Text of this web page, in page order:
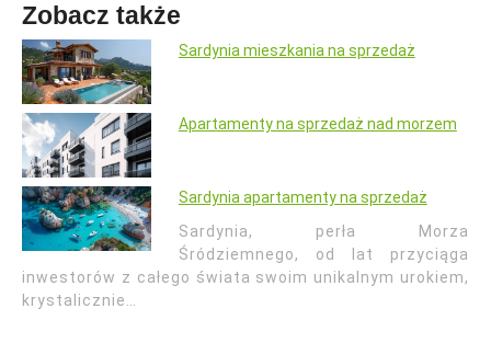
Zobacz także
Sardynia mieszkania na sprzedaż
Apartamenty na sprzedaż nad morzem
Sardynia apartamenty na sprzedaż
Sardynia, perła Morza
Śródziemnego, od lat przyciąga
inwestorów z całego świata swoim unikalnym urokiem,
krystalicznie…